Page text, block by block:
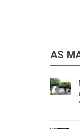
AS